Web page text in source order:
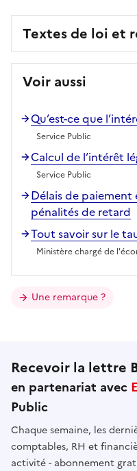
Textes de loi et
Voir aussi
Qu’est-ce que
Service Public
Calcul de l’intérêt
Service Public
Délais de
pénalités de retard
Tout savoir sur le
Ministère chargé de
Une remarque ?
Recevoir la lettre
en partenariat avec
Public
Chaque semaine, les
comptables, RH et
activité - abonnement